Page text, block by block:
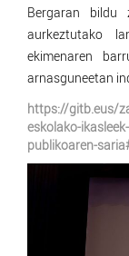
Bergaran bildu
aurkeztutako
ekimenaren
arnasguneetan
https://gitb.eus/
eskolako-
publikoaren-